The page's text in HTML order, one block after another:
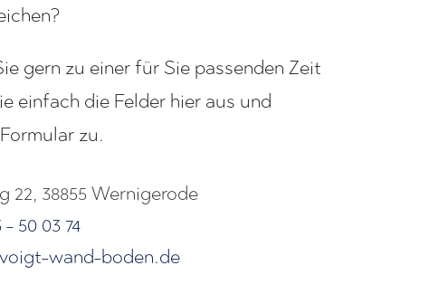
gern zu einer für Sie passenden Zeit
einfach die Felder hier aus und
zu.
22, 38855 Wernigerode
50 03 74
wand-boden.de